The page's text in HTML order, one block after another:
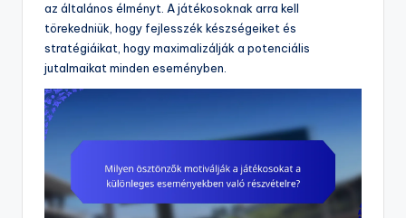
az általános élményt. A játékosoknak arra kell
törekedniük, hogy fejlesszék készségeiket és
stratégiáikat, hogy maximalizálják a potenciális
jutalmaikat minden eseményben.